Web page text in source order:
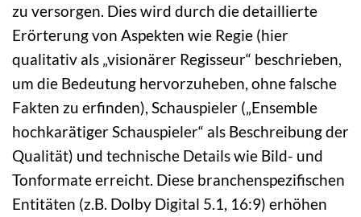
zu versorgen. Dies wird durch die detaillierte
Erörterung von Aspekten wie Regie (hier
qualitativ als „visionärer Regisseur“ beschrieben,
um die Bedeutung hervorzuheben, ohne falsche
Fakten zu erfinden), Schauspieler („Ensemble
hochkarätiger Schauspieler“ als Beschreibung der
Qualität) und technische Details wie Bild- und
Tonformate erreicht. Diese branchenspezifischen
Entitäten (z.B. Dolby Digital 5.1, 16:9) erhöhen